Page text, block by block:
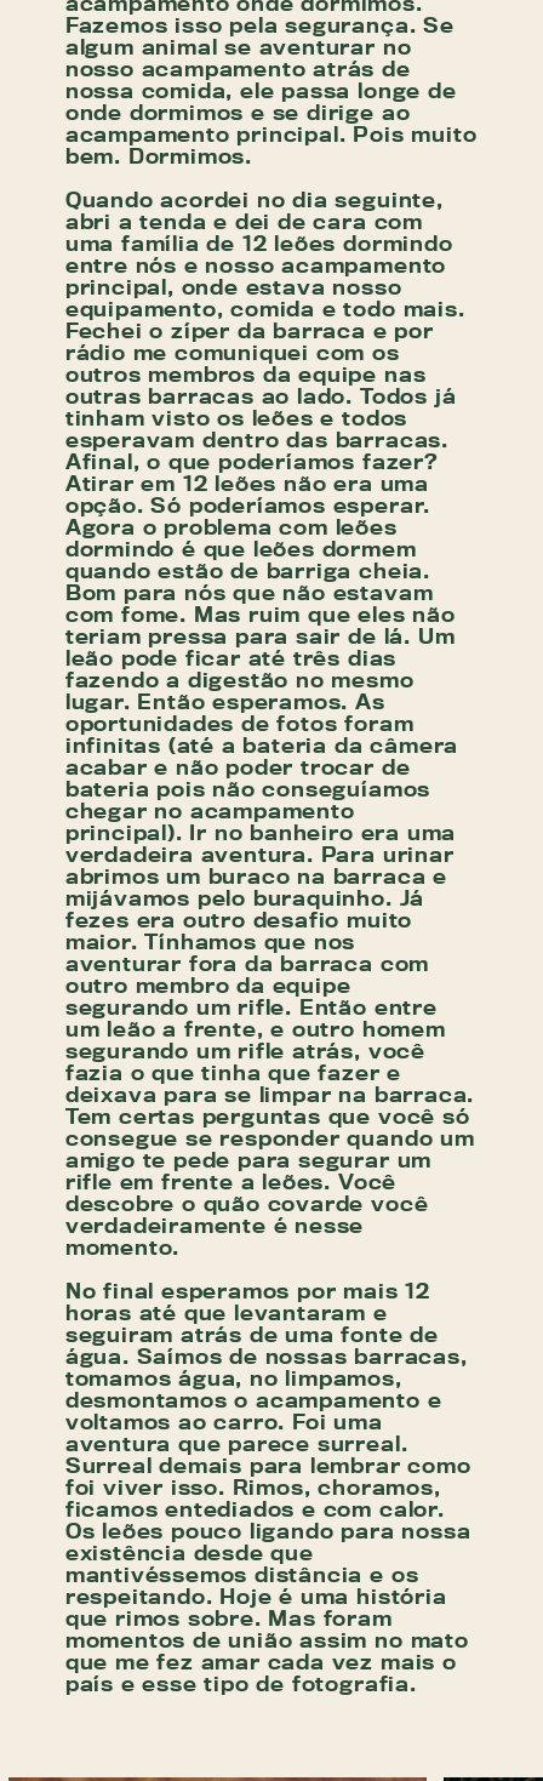
Fazemos isso pela segurança. Se
algum animal se aventurar no
nosso acampamento atrás de
nossa comida, ele passa longe de
onde dormimos e se dirige ao
acampamento principal. Pois muito
bem. Dormimos.
Quando acordei no dia seguinte,
abri a tenda e dei de cara com
uma família de 12 leões dormindo
entre nós e nosso acampamento
principal, onde estava nosso
equipamento, comida e todo mais.
Fechei o zíper da barraca e por
rádio me comuniquei com os
outros membros da equipe nas
outras barracas ao lado. Todos já
tinham visto os leões e todos
esperavam dentro das barracas.
Afinal, o que poderíamos fazer?
Atirar em 12 leões não era uma
opção. Só poderíamos esperar.
Agora o problema com leões
dormindo é que leões dormem
quando estão de barriga cheia.
Bom para nós que não estavam
com fome. Mas ruim que eles não
teriam pressa para sair de lá. Um
leão pode ficar até três dias
fazendo a digestão no mesmo
lugar. Então esperamos. As
oportunidades de fotos foram
infinitas (até a bateria da câmera
acabar e não poder trocar de
bateria pois não conseguíamos
chegar no acampamento
principal). Ir no banheiro era uma
verdadeira aventura. Para urinar
abrimos um buraco na barraca e
mijávamos pelo buraquinho. Já
fezes era outro desafio muito
maior. Tínhamos que nos
aventurar fora da barraca com
outro membro da equipe
segurando um rifle. Então entre
um leão a frente, e outro homem
segurando um rifle atrás, você
fazia o que tinha que fazer e
deixava para se limpar na barraca.
Tem certas perguntas que você só
consegue se responder quando um
amigo te pede para segurar um
rifle em frente a leões. Você
descobre o quão covarde você
verdadeiramente é nesse
momento.
No final esperamos por mais 12
horas até que levantaram e
seguiram atrás de uma fonte de
água. Saímos de nossas barracas,
tomamos água, no limpamos,
desmontamos o acampamento e
voltamos ao carro. Foi uma
aventura que parece surreal.
Surreal demais para lembrar como
foi viver isso. Rimos, choramos,
ficamos entediados e com calor.
Os leões pouco ligando para nossa
existência desde que
mantivéssemos distância e os
respeitando. Hoje é uma história
que rimos sobre. Mas foram
momentos de união assim no mato
que me fez amar cada vez mais o
país e esse tipo de fotografia.